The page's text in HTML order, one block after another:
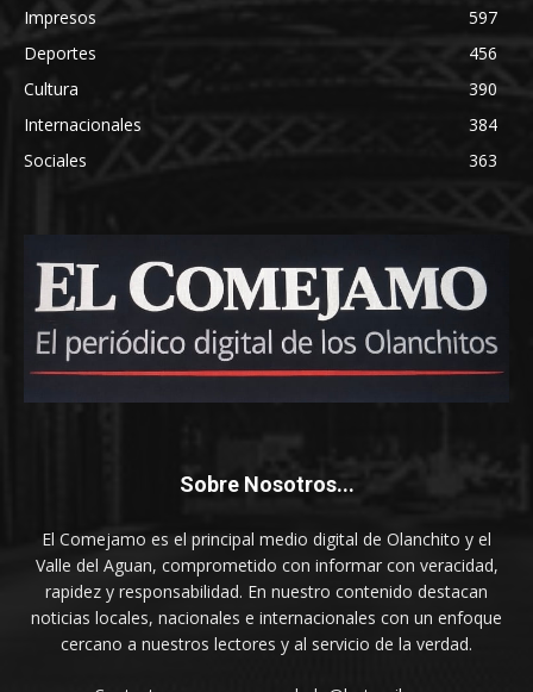
Impresos
597
Deportes
456
Cultura
390
Internacionales
384
Sociales
363
Sobre Nosotros...
El Comejamo es el principal medio digital de Olanchito y el
Valle del Aguan, comprometido con informar con veracidad,
rapidez y responsabilidad. En nuestro contenido destacan
noticias locales, nacionales e internacionales con un enfoque
cercano a nuestros lectores y al servicio de la verdad.